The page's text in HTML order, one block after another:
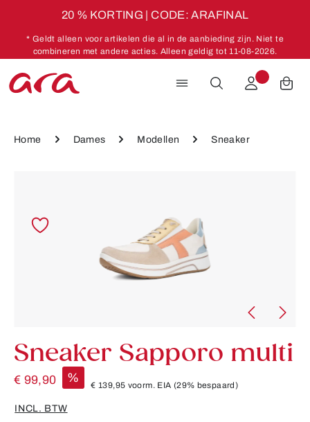
20 % KORTING | CODE: ARAFINAL
* Geldt alleen voor artikelen die al in de aanbieding zijn. Niet te
combineren met andere acties. Alleen geldig tot 11-08-2026.
Home Dames Modellen Sneaker
Sneaker Sapporo multi
€ 99,90 %
€ 139,95 voorm. EIA (29% bespaard)
INCL. BTW